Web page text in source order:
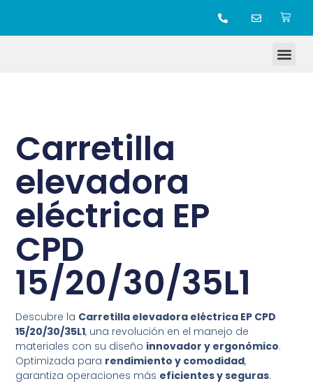
Carretilla
elevadora
eléctrica EP
CPD
15/20/30/35L1
Descubre la Carretilla elevadora eléctrica EP CPD
15/20/30/35L1, una revolución en el manejo de
materiales con su diseño innovador y ergonómico.
Optimizada para rendimiento y comodidad,
garantiza operaciones más eficientes y seguras.